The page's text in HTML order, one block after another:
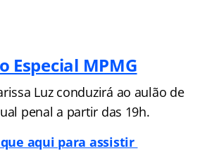
Especial MPMG
Luz conduzirá ao aulão de
penal a partir das 19h.
aqui para assistir